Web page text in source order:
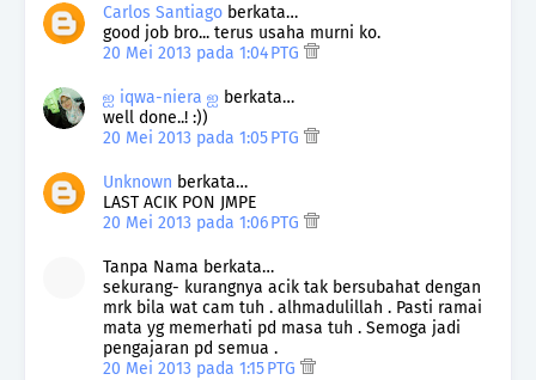
Carlos Santiago berkata…
good job bro... terus usaha murni ko.
20 Mei 2013 pada 1:04 PTG
ஐ iqwa-niera ஐ berkata…
well done..! :))
20 Mei 2013 pada 1:05 PTG
Unknown berkata…
LAST ACIK PON JMPE
20 Mei 2013 pada 1:06 PTG
Tanpa Nama berkata…
sekurang- kurangnya acik tak bersubahat dengan
mrk bila wat cam tuh . alhmadulillah . Pasti ramai
mata yg memerhati pd masa tuh . Semoga jadi
pengajaran pd semua .
20 Mei 2013 pada 1:15 PTG